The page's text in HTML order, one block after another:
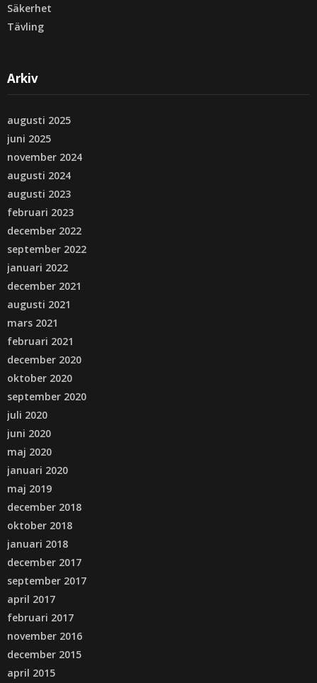
Säkerhet
Tävling
Arkiv
augusti 2025
juni 2025
november 2024
augusti 2024
augusti 2023
februari 2023
december 2022
september 2022
januari 2022
december 2021
augusti 2021
mars 2021
februari 2021
december 2020
oktober 2020
september 2020
juli 2020
juni 2020
maj 2020
januari 2020
maj 2019
december 2018
oktober 2018
januari 2018
december 2017
september 2017
april 2017
februari 2017
november 2016
december 2015
april 2015